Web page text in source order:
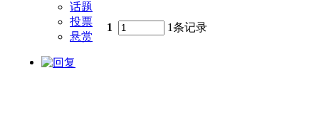
话题
投票
悬赏
1 1条记录